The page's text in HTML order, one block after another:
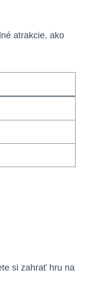
atrakcie, ako
si zahrať hru na